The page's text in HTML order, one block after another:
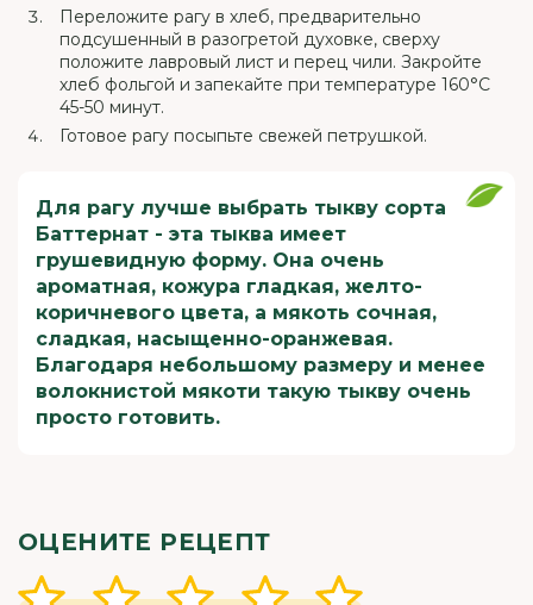
Переложите рагу в хлеб, предварительно
подсушенный в разогретой духовке, сверху
положите лавровый лист и перец чили. Закройте
хлеб фольгой и запекайте при температуре 160°С
45-50 минут.
Готовое рагу посыпьте свежей петрушкой.
Для рагу лучше выбрать тыкву сорта
Баттернат - эта тыква имеет
грушевидную форму. Она очень
ароматная, кожура гладкая, желто-
коричневого цвета, а мякоть сочная,
сладкая, насыщенно-оранжевая.
Благодаря небольшому размеру и менее
волокнистой мякоти такую тыкву очень
просто готовить.
ОЦЕНИТЕ РЕЦЕПТ